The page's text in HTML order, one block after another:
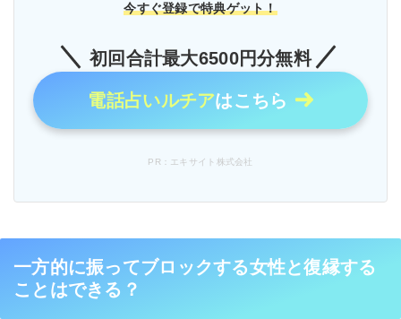
今すぐ登録で特典ゲット！
初回合計最大6500円分無料
電話占いルチアはこちら
PR：エキサイト株式会社
一方的に振ってブロックする女性と復縁する
ことはできる？